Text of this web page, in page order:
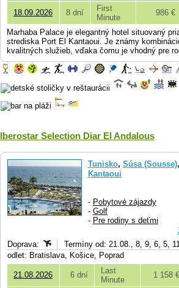
18.09.2026 8 dní
First
Minute
986 €
Marhaba Palace je elegantný hotel situovaný
strediska Port El Kantaoui. Je známy
kvalitných služieb, vďaka čomu je vhodný pre
Iberostar Selection Diar El Andalous
Tunisko, Súsa (Sousse),
Kantaoui
- Pobytové zájazdy
- Golf
- Pre rodiny s deťmi
Doprava:
Termíny od: 21.08., 8, 9, 6, 5,
odlet: Bratislava, Košice, Poprad
21.08.2026 6 dní
Last
Minute
1 158 €